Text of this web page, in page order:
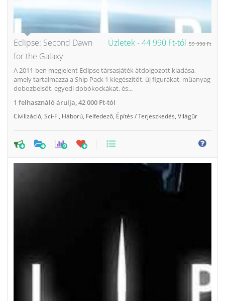
Üzletek -44 990 Ft-tól 59 990 Ft
Eclipse: Second Dawn
for the Galaxy
A 2011-ben megjelent Eclipse társasjáték átdolgozott kiadása,
amely tartalmazza a Ship Pack 1 kiegészítőt, új figurákat, műanyag
dobozbelsőt, egyedi dobókockákat, és...
1 felhasználó árulja,42 000 Ft-tól
Civilizáció Sci-Fi Háború Felfedező Építés / Terjeszkedés Világűr
0